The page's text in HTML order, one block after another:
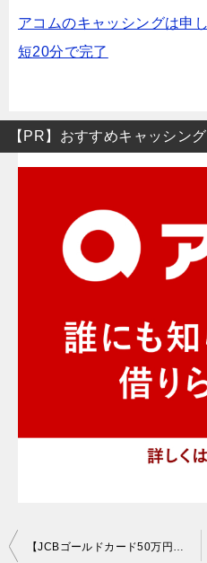
アコムのキャッシングは申
短20分で完了
【PR】おすすめキャッシング
投
【JCBゴールドカード50万円可決】年収300万円台でもカード審査通過